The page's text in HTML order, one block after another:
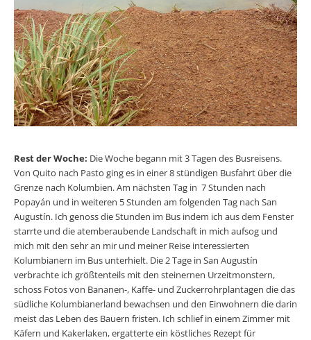
Rest der Woche: Die Woche begann mit 3 Tagen des Busreisens.
Von Quito nach Pasto ging es in einer 8 stündigen Busfahrt über die
Grenze nach Kolumbien. Am nächsten Tag in 7 Stunden nach
Popayán und in weiteren 5 Stunden am folgenden Tag nach San
Augustín. Ich genoss die Stunden im Bus indem ich aus dem Fenster
starrte und die atemberaubende Landschaft in mich aufsog und
mich mit den sehr an mir und meiner Reise interessierten
Kolumbianern im Bus unterhielt. Die 2 Tage in San Augustín
verbrachte ich größtenteils mit den steinernen Urzeitmonstern,
schoss Fotos von Bananen-, Kaffe- und Zuckerrohrplantagen die das
südliche Kolumbianerland bewachsen und den Einwohnern die darin
meist das Leben des Bauern fristen. Ich schlief in einem Zimmer mit
Käfern und Kakerlaken, ergatterte ein köstliches Rezept für